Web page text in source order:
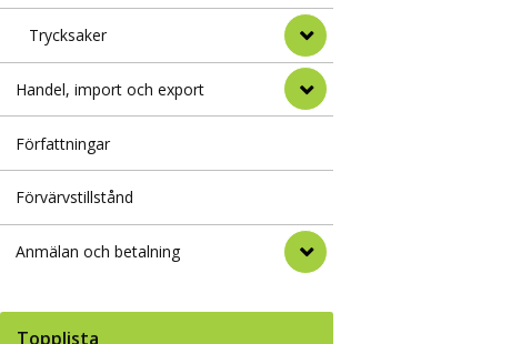
Trycksaker
Handel, import och export
Författningar
Förvärvstillstånd
Anmälan och betalning
Topplista